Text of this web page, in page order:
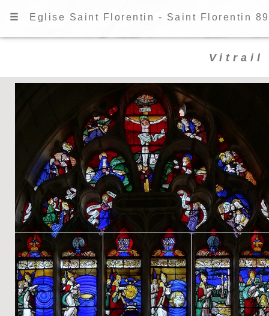
☰ Eglise Saint Florentin - Saint Florentin
Vitrail